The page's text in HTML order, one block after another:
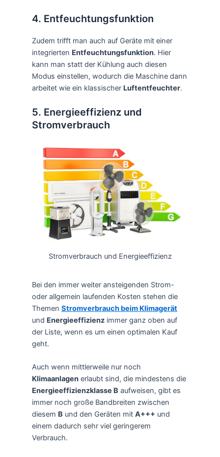
4. Entfeuchtungsfunktion
Zudem trifft man auch auf Geräte mit einer
integrierten Entfeuchtungsfunktion. Hier
kann man statt der Kühlung auch diesen
Modus einstellen, wodurch die Maschine dann
arbeitet wie ein klassischer Luftentfeuchter.
5. Energieeffizienz und
Stromverbrauch
Stromverbrauch und Energieeffizienz
Bei den immer weiter ansteigenden Strom-
oder allgemein laufenden Kosten stehen die
Themen Stromverbrauch beim Klimagerät
und Energieeffizienz immer ganz oben auf
der Liste, wenn es um einen optimalen Kauf
geht.
Auch wenn mittlerweile nur noch
Klimaanlagen erlaubt sind, die mindestens die
Energieeffizienzklasse B aufweisen, gibt es
immer noch große Bandbreiten zwischen
diesem B und den Geräten mit A+++ und
einem dadurch sehr viel geringerem
Verbrauch.